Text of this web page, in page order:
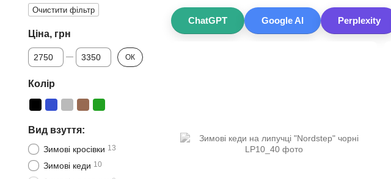
ChatGPT Google AI Perplexity
Очистити фільтр
Ціна, грн
Від Ціна, грн
До Ціна, грн ОК
Колір
Вид взуття:
Зимові кросівки 13
Зимові кеди 10